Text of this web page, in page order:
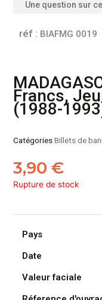
Une question sur
réf : BIAFMG 0019
Francs,
(1988-
CatégoriesBillets de
3,90€
Rupture de stock
Pays
Date
Valeur faciale